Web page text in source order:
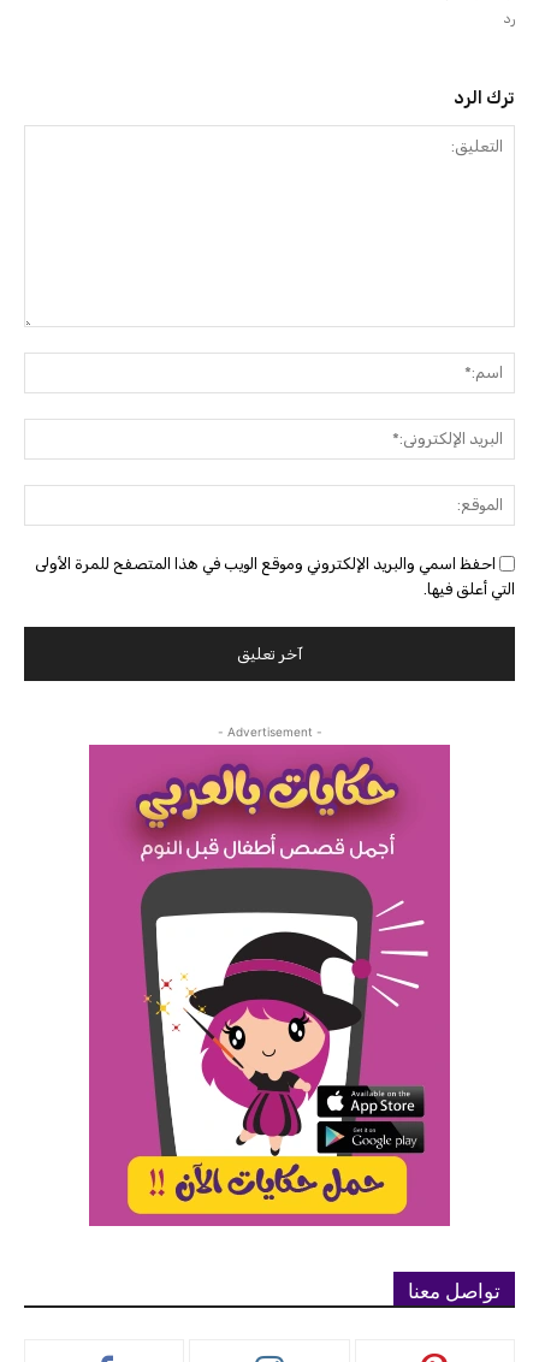
رد
ترك الرد
احفظ اسمي والبريد الإلكتروني وموقع الويب في هذا المتصفح للمرة الأولى
التي أعلق فيها.
- Advertisement -
تواصل معنا